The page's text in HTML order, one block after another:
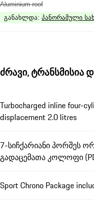
Aluminium roof
განახლდა: პანორამული
ძრავი, ტრანსმისია
Turbocharged inline four-
displacement 2.0 litres
7-სიჩქარიანი პორშეს
გადაცემათა კოლოფი
Sport Chrono Package